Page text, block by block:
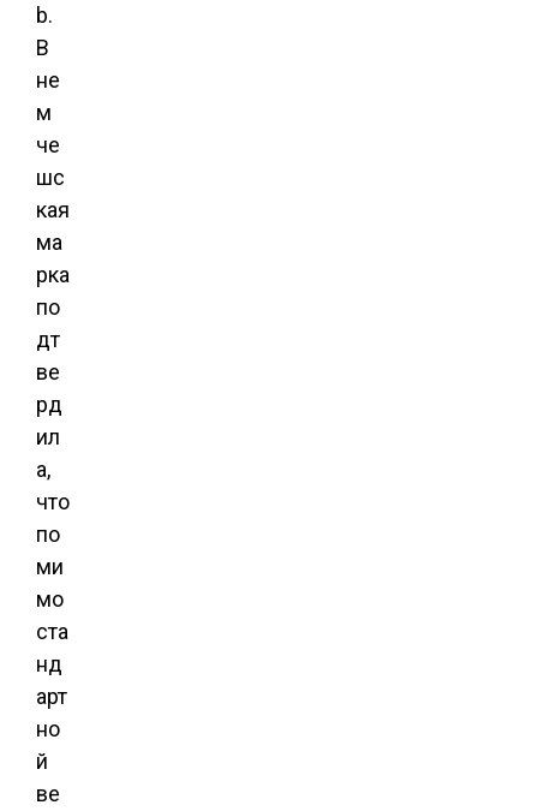
b.
В
не
м
че
шс
кая
ма
рка
по
дт
ве
рд
ил
а,
что
по
ми
мо
ста
нд
арт
но
й
ве